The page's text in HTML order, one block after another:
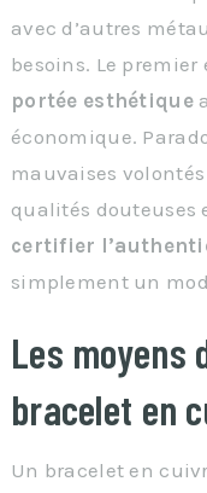
avec d’autres
besoins. Le
portée esthétique
économique.
mauvaises
qualités douteuses
certifier
simplement un
Les moyens
bracelet en
Un bracelet en